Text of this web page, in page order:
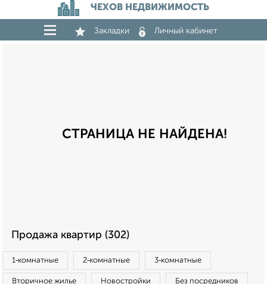
ЧЕХОВ НЕДВИЖИМОСТЬ
Закладки Личный кабинет
СТРАНИЦА НЕ НАЙДЕНА!
Продажа квартир (302)
1‑комнатные 2‑комнатные 3‑комнатные
Вторичное жилье Новостройки Без посредников